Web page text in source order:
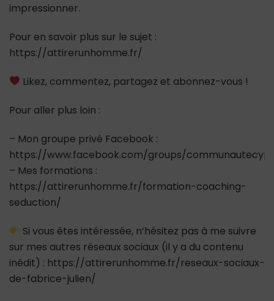
impressionner.
Pour en savoir plus sur le sujet :
https://attirerunhomme.fr/
Likez, commentez, partagez et abonnez-vous !
Pour aller plus loin :
– Mon groupe privé Facebook :
https://www.facebook.com/groups/
– Mes formations :
https://attirerunhomme.fr/formation-coaching-
seduction/
Si vous êtes intéressée, n’hésitez pas à me suivre
sur mes autres réseaux sociaux (il y a du contenu
inédit) : https://attirerunhomme.fr/reseaux-sociaux-
de-fabrice-julien/